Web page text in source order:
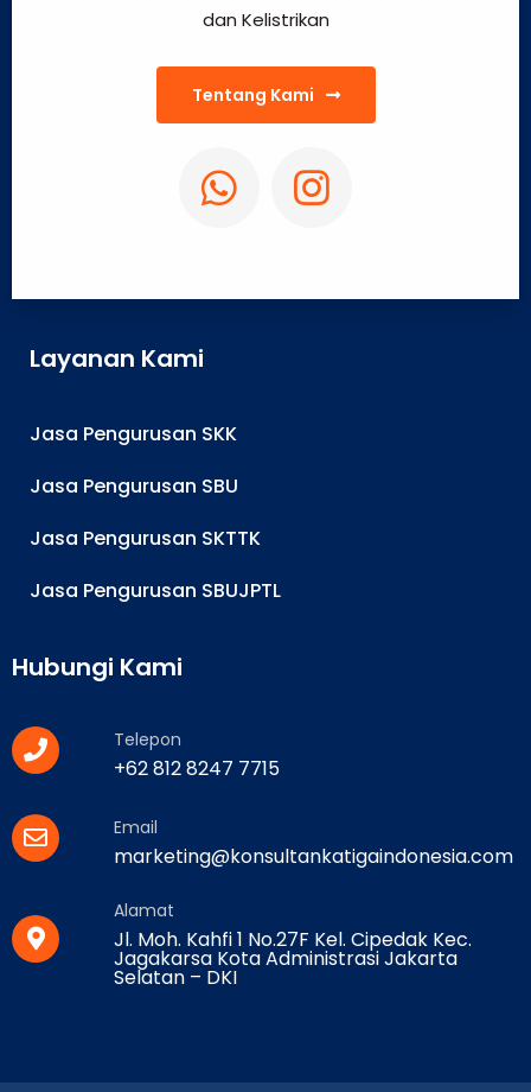
dan Kelistrikan
Tentang Kami
Layanan Kami
Jasa Pengurusan SKK
Jasa Pengurusan SBU
Jasa Pengurusan SKTTK
Jasa Pengurusan SBUJPTL
Hubungi Kami
Telepon
+62 812 8247 7715
Email
marketing@konsultankatigaindonesia.com
Alamat
Jl. Moh. Kahfi 1 No.27F Kel. Cipedak Kec.
Jagakarsa Kota Administrasi Jakarta
Selatan – DKI